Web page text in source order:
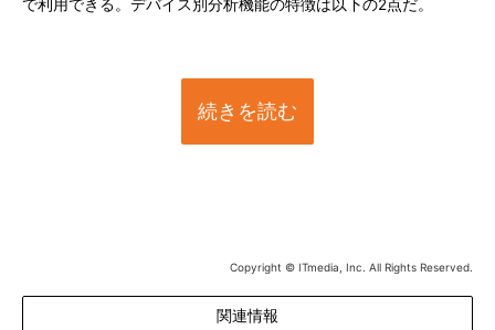
で利用できる。デバイス別分析機能の特徴は以下の2点だ。
続きを読む
Copyright © ITmedia, Inc. All Rights Reserved.
関連情報